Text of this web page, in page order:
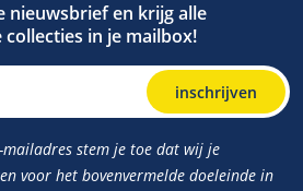
nieuwsbrief en krijg alle
in je mailbox!
inschrijven
mailadres stem je toe dat wij je
voor het bovenvermelde doeleinde in